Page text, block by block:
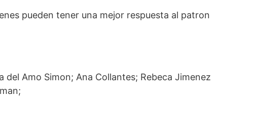
pueden tener una mejor respuesta al patron
Amo Simon; Ana Collantes; Rebeca Jimenez